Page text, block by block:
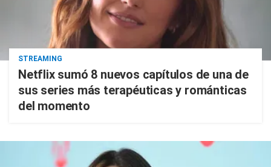
STREAMING
Netflix sumó 8 nuevos capítulos de una de
sus series más terapéuticas y románticas
del momento